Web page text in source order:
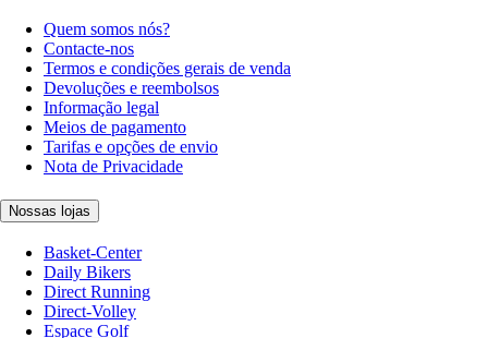
Quem somos nós?
Contacte-nos
Termos e condições gerais de venda
Devoluções e reembolsos
Informação legal
Meios de pagamento
Tarifas e opções de envio
Nota de Privacidade
Nossas lojas
Basket-Center
Daily Bikers
Direct Running
Direct-Volley
Espace Golf